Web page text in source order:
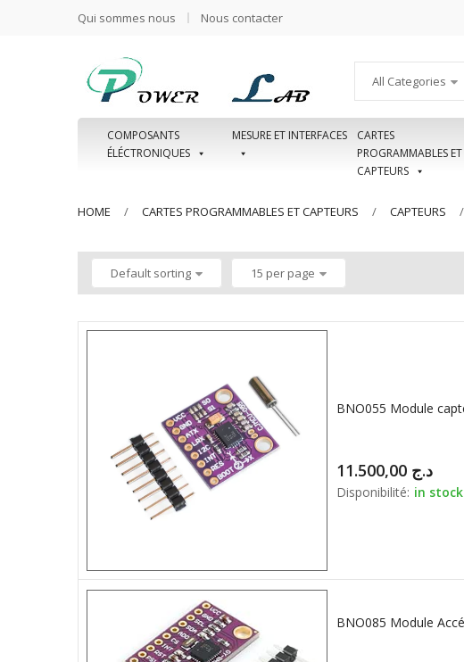
Qui sommes nous Nous contacter
All Categories
COMPOSANTS
ÉLÉCTRONIQUES
MESURE ET INTERFACES
CARTES
PROGRAMMABLES ET
CAPTEURS
HOME CARTES PROGRAMMABLES ET CAPTEURS CAPTEURS
Default sorting 15 per page
د.ج
Disponibilité: in stock